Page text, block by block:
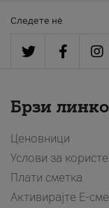
Следете нè
Брзи
Ценовници
Услови за
Плати сметка
Активирајте Е-